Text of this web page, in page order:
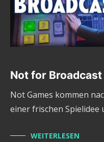
Not for Broadcast
Not Games kommen
einer frischen Spielidee
WEITERLESEN